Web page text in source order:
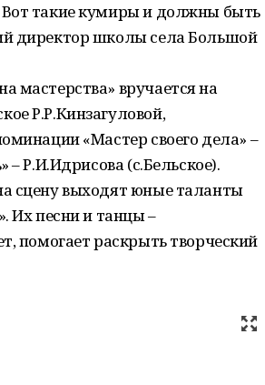
такие кумиры и должны быть
директор школы села Большой
мастерства» вручается на
Р.Р.Кинзагуловой,
«Мастер своего дела» –
Р.И.Идрисова (с.Бельское).
сцену выходят юные таланты
Их песни и танцы –
помогает раскрыть творческий